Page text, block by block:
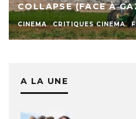
COLLAPSE (FACE À
CINEMA CRITIQUES CINEMA
A LA UNE